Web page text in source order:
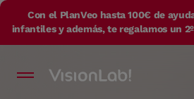
Con el PlanVeo hasta 100€ de
infantiles y además, te regalamos un